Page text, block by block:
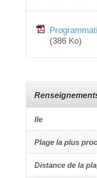
(386 Ko)
Ile
Plage la plus
Distance de la